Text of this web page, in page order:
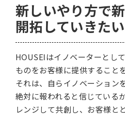
新しいやり方で
開拓していきたい
HOUSEIはイノベーターとし
ものをお客様に提供すること
それは、自らイノベーション
絶対に報われると信じている
レンジして共創し、お客様と